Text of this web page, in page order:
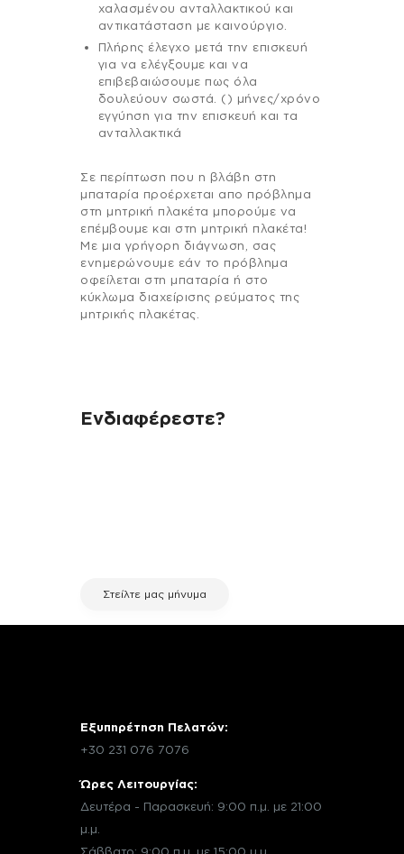
χαλασμένου ανταλλακτικού και
αντικατάσταση με καινούργιο.
Πλήρης έλεγχο μετά την επισκευή
για να ελέγξουμε και να
επιβεβαιώσουμε πως όλα
δουλεύουν σωστά. () μήνες/χρόνο
εγγύηση για την επισκευή και τα
ανταλλακτικά
Σε περίπτωση που η βλάβη στη
μπαταρία προέρχεται απο πρόβλημα
στη μητρική πλακέτα μπορούμε να
επέμβουμε και στη μητρική πλακέτα!
Με μια γρήγορη διάγνωση, σας
ενημερώνουμε εάν το πρόβλημα
οφείλεται στη μπαταρία ή στο
κύκλωμα διαχείρισης ρεύματος της
μητρικής πλακέτας.
Ενδιαφέρεστε?
Στείλτε μας μήνυμα
Εξυπηρέτηση Πελατών:
+30 231 076 7076
Ώρες Λειτουργίας:
Δευτέρα - Παρασκευή: 9:00 π.μ. με 21:00
μ.μ.